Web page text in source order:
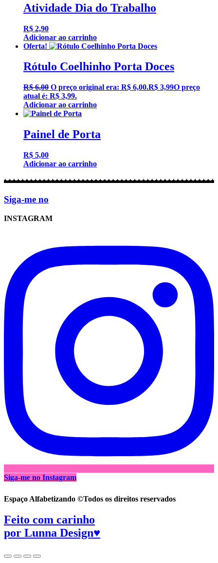
Atividade Dia do Trabalho
R$ 2,90
Adicionar ao carrinho
Oferta!
Rótulo Coelhinho Porta Doces
R$6,00 O preço original era: R$ 6,00.R$ 3,99O preço
atual é: R$ 3,99.
Adicionar ao carrinho
Painel de Porta
R$ 5,00
Adicionar ao carrinho
Siga-me no
INSTAGRAM
Siga-me no Instagram
Espaço Alfabetizando ©Todos os direitos reservados
Feito com carinho
por Lunna Design♥